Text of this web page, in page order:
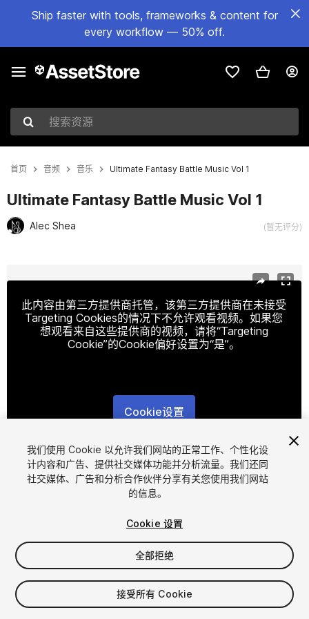
Ship faster with tools, frameworks & content for
every workflow — 50% off.
搜索资源
首页 音频 音乐 Ultimate Fantasy Battle Music Vol 1
Ultimate Fantasy Battle Music Vol 1
Alec Shea (暂无评分)
此内容由第三方提供商托管，该第三方提供商在未接受
Targeting Cookies的情况下不允许观看视频。如果您
想观看来自这些提供商的视频，请将“Targeting
Cookie”的Cookie偏好设置为“是”。
Cookie设置
1/6
$14.99
增值税将在结算时计算
我们使用 Cookie 以允许我们网站的正常工作、个性化设
计内容和广告、提供社交媒体功能并分析流量。我们还同
社交媒体、广告和分析合作伙伴分享有关您使用我们网站
的信息。
Cookie 设置
全部拒绝
接受所有 Cookie